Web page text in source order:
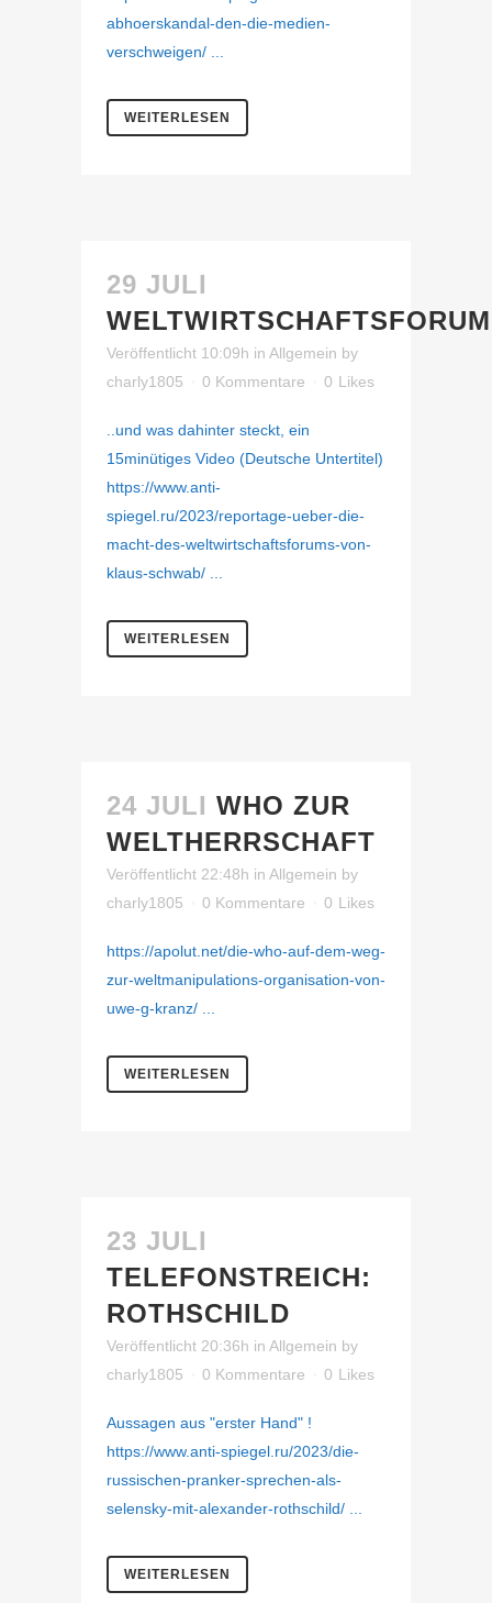
abhoerskandal-den-die-medien-
verschweigen/ ...
WEITERLESEN
29 JULI
WELTWIRTSCHAFTSFORUM
Veröffentlicht 10:09h in Allgemein by
charly1805
0 Kommentare 0 Likes
..und was dahinter steckt, ein
15minütiges Video (Deutsche Untertitel)
https://www.anti-
spiegel.ru/2023/reportage-ueber-die-
macht-des-weltwirtschaftsforums-von-
klaus-schwab/ ...
WEITERLESEN
24 JULI WHO ZUR
WELTHERRSCHAFT
Veröffentlicht 22:48h in Allgemein by
charly1805
0 Kommentare 0 Likes
https://apolut.net/die-who-auf-dem-weg-
zur-weltmanipulations-organisation-von-
uwe-g-kranz/ ...
WEITERLESEN
23 JULI
TELEFONSTREICH:
ROTHSCHILD
Veröffentlicht 20:36h in Allgemein by
charly1805
0 Kommentare 0 Likes
Aussagen aus "erster Hand" !
https://www.anti-spiegel.ru/2023/die-
russischen-pranker-sprechen-als-
selensky-mit-alexander-rothschild/ ...
WEITERLESEN